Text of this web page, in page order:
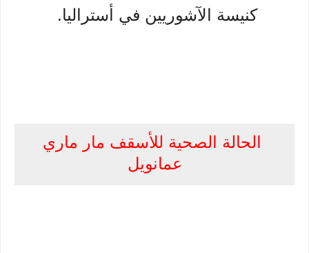
كنيسة الآشوريين في أستراليا.
الحالة الصحية للأسقف مار ماري
عمانويل